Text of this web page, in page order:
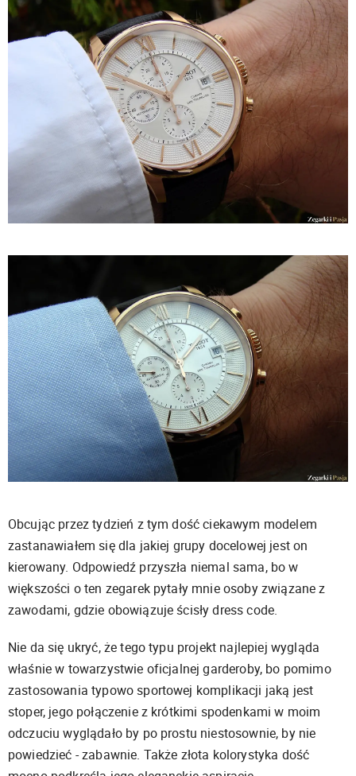
Obcując przez tydzień z tym dość ciekawym modelem
zastanawiałem się dla jakiej grupy docelowej jest on
kierowany. Odpowiedź przyszła niemal sama, bo w
większości o ten zegarek pytały mnie osoby związane z
zawodami, gdzie obowiązuje ścisły dress code.
Nie da się ukryć, że tego typu projekt najlepiej wygląda
właśnie w towarzystwie oficjalnej garderoby, bo pomimo
zastosowania typowo sportowej komplikacji jaką jest
stoper, jego połączenie z krótkimi spodenkami w moim
odczuciu wyglądało by po prostu niestosownie, by nie
powiedzieć - zabawnie. Także złota kolorystyka dość